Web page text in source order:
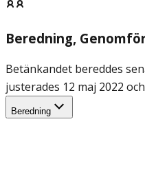
Beredning,
Betänkandet bereddes
justerades 12 maj 2022
Beredning